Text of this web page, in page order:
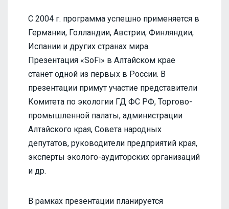
С 2004 г. программа успешно применяется в
Германии, Голландии, Австрии, Финляндии,
Испании и других странах мира.
Презентация «SoFi» в Алтайском крае
станет одной из первых в России. В
презентации примут участие представители
Комитета по экологии ГД ФС РФ, Торгово-
промышленной палаты, администрации
Алтайского края, Совета народных
депутатов, руководители предприятий края,
эксперты эколого-аудиторских организаций
и др.
В рамках презентации планируется